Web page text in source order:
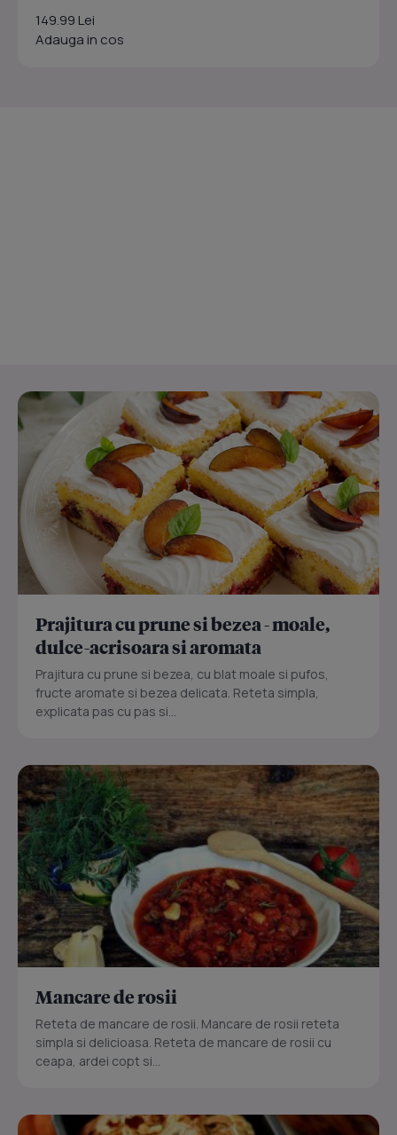
149.99 Lei
Adauga in cos
Prajitura cu prune si bezea - moale,
dulce-acrisoara si aromata
Prajitura cu prune si bezea, cu blat moale si pufos,
fructe aromate si bezea delicata. Reteta simpla,
explicata pas cu pas si...
Mancare de rosii
Reteta de mancare de rosii. Mancare de rosii reteta
simpla si delicioasa. Reteta de mancare de rosii cu
ceapa, ardei copt si...